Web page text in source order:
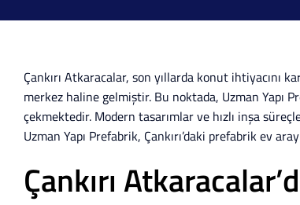
Çankırı Atkaracalar, son yıllarda konut ihtiyacını
merkez haline gelmiştir. Bu noktada, Uzman Yapı
çekmektedir. Modern tasarımlar ve hızlı inşa
Uzman Yapı Prefabrik, Çankırı’daki prefabrik ev
Çankırı